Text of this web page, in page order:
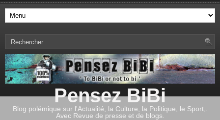
Pensez BiBi
Blog polémique sur l'Actualité, la Culture, la Politique, le Sport,.
Avec Revue de presse et de blogs.